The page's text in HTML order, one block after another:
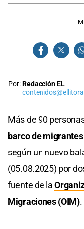
Por:Redacción EL
Más de 90
barco de migrantes
según un nuevo
(05.08.2025) por
fuente de la
Migraciones (OIM).